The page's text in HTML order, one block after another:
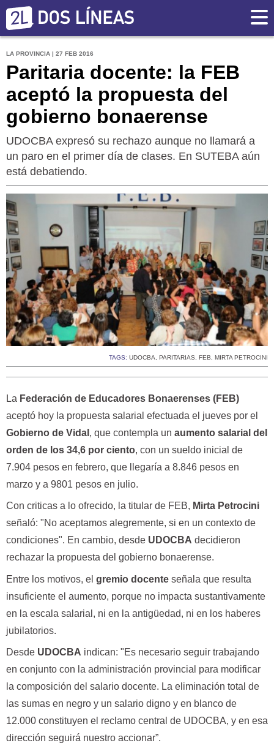
LA PROVINCIA | 27 FEB 2016
Paritaria docente: la FEB
aceptó la propuesta del
gobierno bonaerense
UDOCBA expresó su rechazo aunque no llamará a
un paro en el primer día de clases. En SUTEBA aún
está debatiendo.
TAGS: UDOCBA, PARITARIAS, FEB, MIRTA PETROCINI
La Federación de Educadores Bonaerenses (FEB)
aceptó hoy la propuesta salarial efectuada el jueves por el
Gobierno de Vidal , que contempla un aumento salarial del
orden de los 34,6 por ciento, con un sueldo inicial de
7.904 pesos en febrero, que llegaría a 8.846 pesos en
marzo y a 9801 pesos en julio.
Con criticas a lo ofrecido, la titular de FEB, Mirta Petrocini
señaló: "No aceptamos alegremente, si en un contexto de
condiciones". En cambio, desde UDOCBA decidieron
rechazar la propuesta del gobierno bonaerense.
Entre los motivos, el gremio docente señala que resulta
insuficiente el aumento, porque no impacta sustantivamente
en la escala salarial, ni en la antigüedad, ni en los haberes
jubilatorios.
Desde UDOCBA indican: "Es necesario seguir trabajando
en conjunto con la administración provincial para modificar
la composición del salario docente. La eliminación total de
las sumas en negro y un salario digno y en blanco de
12.000 constituyen el reclamo central de UDOCBA, y en esa
dirección seguirá nuestro accionar”.